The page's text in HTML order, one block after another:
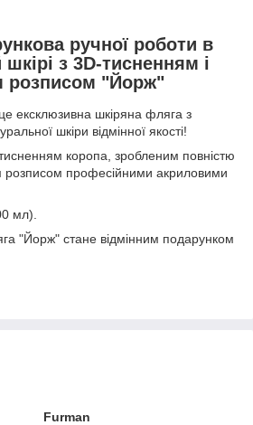
ручної роботи в
шкірі з 3D-тисненням і
розписом "Йорж"
ексклюзивна шкіряна фляга з
шкіри відмінної якості!
коропа, зробленим повністю
розписом професійними акриловими
мл).
"Йорж" стане відмінним подарунком
Furman